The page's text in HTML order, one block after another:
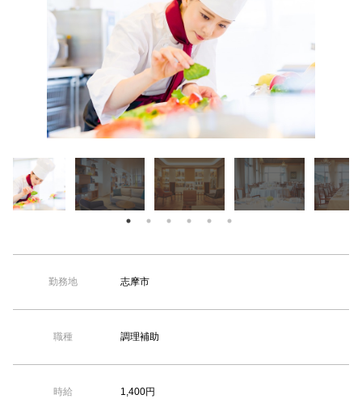
勤務地 志摩市
職種 調理補助
時給 1,400円